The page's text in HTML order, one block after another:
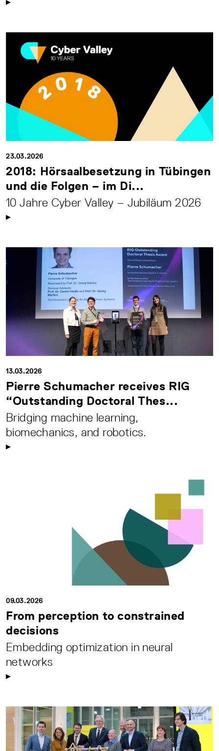
23.03.2026
2018: Hörsaalbesetzung in Tübingen
und die Folgen – im Di...
10 Jahre Cyber Valley – Jubiläum 2026
13.03.2026
Pierre Schumacher receives RIG
“Outstanding Doctoral Thes...
Bridging machine learning,
biomechanics, and robotics.
09.03.2026
From perception to constrained
decisions
Embedding optimization in neural
networks